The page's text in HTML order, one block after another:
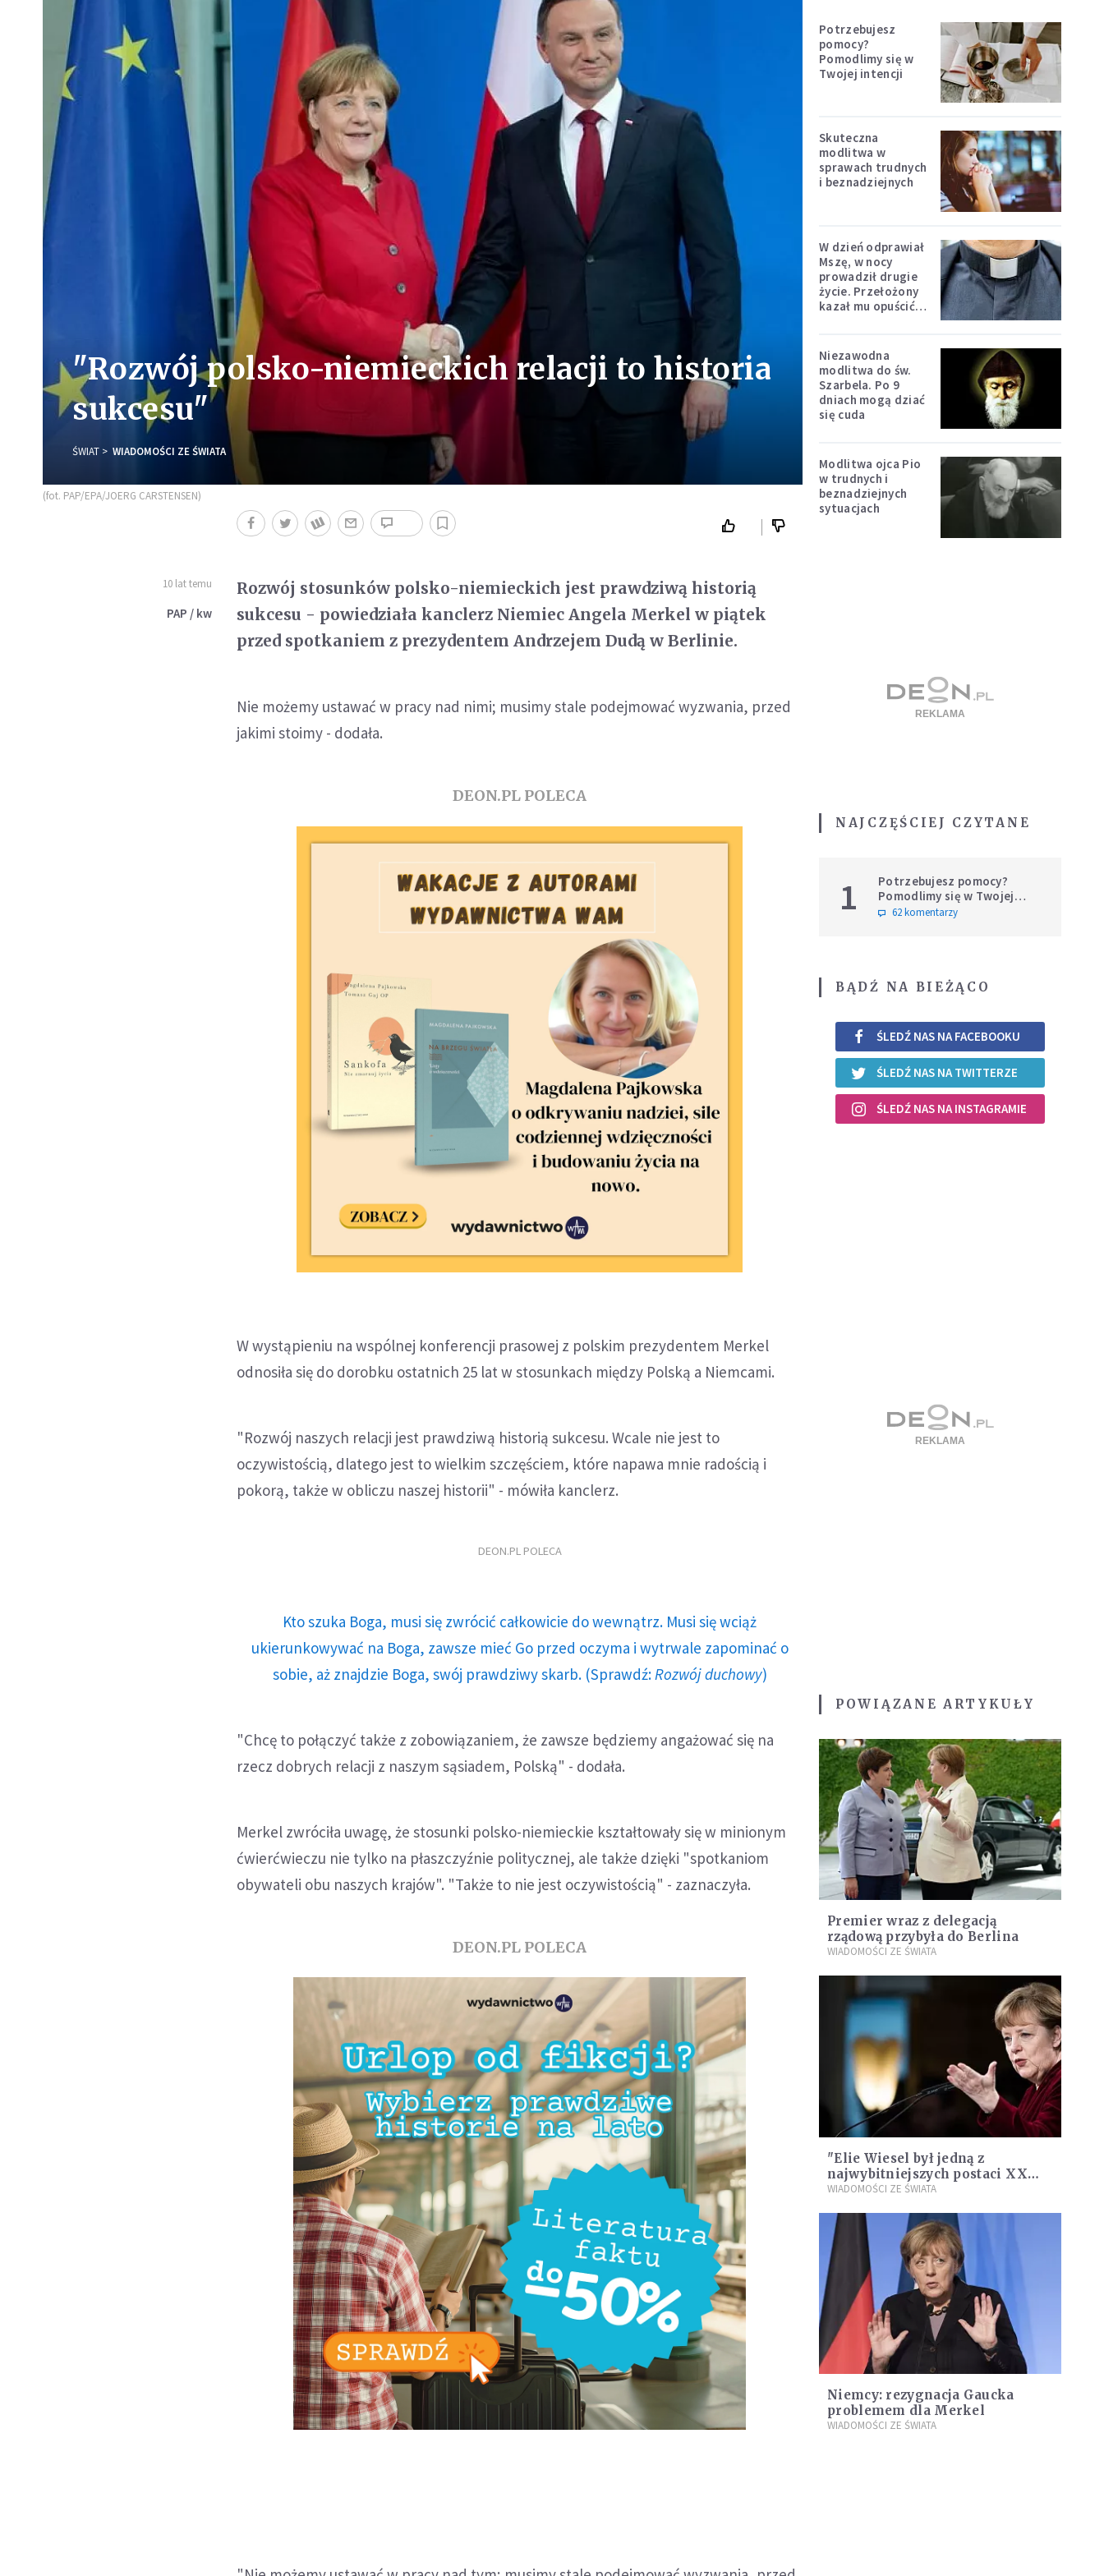
"Rozwój polsko-niemieckich relacji to historia
sukcesu"
ŚWIAT WIADOMOŚCI ZE ŚWIATA
(fot. PAP/EPA/JOERG CARSTENSEN)
10 lat temu
PAP / kw
Rozwój stosunków polsko-niemieckich jest prawdziwą historią
sukcesu - powiedziała kanclerz Niemiec Angela Merkel w piątek
przed spotkaniem z prezydentem Andrzejem Dudą w Berlinie.
Nie możemy ustawać w pracy nad nimi; musimy stale podejmować wyzwania, przed
jakimi stoimy - dodała.
DEON.PL POLECA
W wystąpieniu na wspólnej konferencji prasowej z polskim prezydentem Merkel
odnosiła się do dorobku ostatnich 25 lat w stosunkach między Polską a Niemcami.
"Rozwój naszych relacji jest prawdziwą historią sukcesu. Wcale nie jest to
oczywistością, dlatego jest to wielkim szczęściem, które napawa mnie radością i
pokorą, także w obliczu naszej historii" - mówiła kanclerz.
DEON.PL POLECA
Kto szuka Boga, musi się zwrócić całkowicie do wewnątrz. Musi się wciąż
ukierunkowywać na Boga, zawsze mieć Go przed oczyma i wytrwale zapominać o
sobie, aż znajdzie Boga, swój prawdziwy skarb. (Sprawdź: Rozwój duchowy)
"Chcę to połączyć także z zobowiązaniem, że zawsze będziemy angażować się na
rzecz dobrych relacji z naszym sąsiadem, Polską" - dodała.
Merkel zwróciła uwagę, że stosunki polsko-niemieckie kształtowały się w minionym
ćwierćwieczu nie tylko na płaszczyźnie politycznej, ale także dzięki "spotkaniom
obywateli obu naszych krajów". "Także to nie jest oczywistością" - zaznaczyła.
DEON.PL POLECA
Potrzebujesz
pomocy?
Pomodlimy się w
Twojej intencji
Skuteczna
modlitwa w
sprawach trudnych
i beznadziejnych
W dzień odprawiał
Mszę, w nocy
prowadził drugie
życie. Przełożony
kazał mu opuścić
Niezawodna
modlitwa do św.
Szarbela. Po 9
dniach mogą dziać
się cuda
Modlitwa ojca Pio
w trudnych i
beznadziejnych
sytuacjach
NAJCZĘŚCIEJ CZYTANE
1
Potrzebujesz pomocy?
Pomodlimy się w Twojej
intencji
62 komentarzy
BĄDŹ NA BIEŻĄCO
ŚLEDŹ NAS NA FACEBOOKU
ŚLEDŹ NAS NA TWITTERZE
ŚLEDŹ NAS NA INSTAGRAMIE
POWIĄZANE ARTYKUŁY
Premier wraz z delegacją
rządową przybyła do Berlina
WIADOMOŚCI ZE ŚWIATA
"Elie Wiesel był jedną z
najwybitniejszych postaci XX
wieku"
WIADOMOŚCI ZE ŚWIATA
Niemcy: rezygnacja Gaucka
problemem dla Merkel
WIADOMOŚCI ZE ŚWIATA